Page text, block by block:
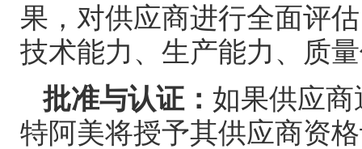
果，对供应商进行全面评
技术能力、生产能力、质
批准与认证： 如果供应
特阿美将授予其供应商资